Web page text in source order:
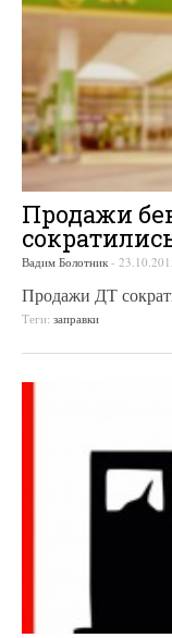
Продажи
Вадим Болотник -
Продажи ДТ
Теги: заправки